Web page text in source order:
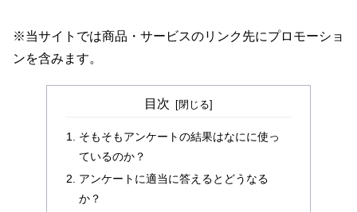
※当サイトでは商品・サービスのリンク先にプロモーショ
ンを含みます。
目次
そもそもアンケートの結果はなにに使っ
ているのか？
アンケートに適当に答えるとどうなる
か？